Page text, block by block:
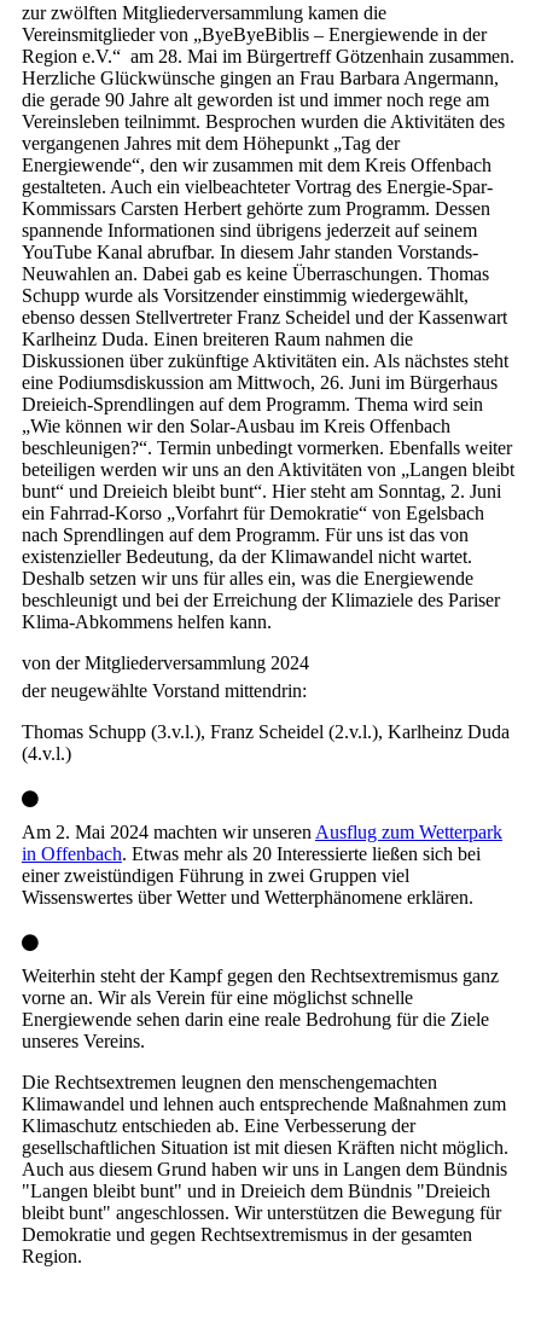
zur zwölften Mitgliederversammlung kamen die
Vereinsmitglieder von „ByeByeBiblis – Energiewende in der
Region e.V.“ am 28. Mai im Bürgertreff Götzenhain zusammen.
Herzliche Glückwünsche gingen an Frau Barbara Angermann,
die gerade 90 Jahre alt geworden ist und immer noch rege am
Vereinsleben teilnimmt. Besprochen wurden die Aktivitäten des
vergangenen Jahres mit dem Höhepunkt „Tag der
Energiewende“, den wir zusammen mit dem Kreis Offenbach
gestalteten. Auch ein vielbeachteter Vortrag des Energie-Spar-
Kommissars Carsten Herbert gehörte zum Programm. Dessen
spannende Informationen sind übrigens jederzeit auf seinem
YouTube Kanal abrufbar. In diesem Jahr standen Vorstands-
Neuwahlen an. Dabei gab es keine Überraschungen. Thomas
Schupp wurde als Vorsitzender einstimmig wiedergewählt,
ebenso dessen Stellvertreter Franz Scheidel und der Kassenwart
Karlheinz Duda. Einen breiteren Raum nahmen die
Diskussionen über zukünftige Aktivitäten ein. Als nächstes steht
eine Podiumsdiskussion am Mittwoch, 26. Juni im Bürgerhaus
Dreieich-Sprendlingen auf dem Programm. Thema wird sein
„Wie können wir den Solar-Ausbau im Kreis Offenbach
beschleunigen?“. Termin unbedingt vormerken. Ebenfalls weiter
beteiligen werden wir uns an den Aktivitäten von „Langen bleibt
bunt“ und Dreieich bleibt bunt“. Hier steht am Sonntag, 2. Juni
ein Fahrrad-Korso „Vorfahrt für Demokratie“ von Egelsbach
nach Sprendlingen auf dem Programm. Für uns ist das von
existenzieller Bedeutung, da der Klimawandel nicht wartet.
Deshalb setzen wir uns für alles ein, was die Energiewende
beschleunigt und bei der Erreichung der Klimaziele des Pariser
Klima-Abkommens helfen kann.
von der Mitgliederversammlung 2024
der neugewählte Vorstand mittendrin:
Thomas Schupp (3.v.l.), Franz Scheidel (2.v.l.), Karlheinz Duda
(4.v.l.)
Am 2. Mai 2024 machten wir unseren Ausflug zum Wetterpark
in Offenbach. Etwas mehr als 20 Interessierte ließen sich bei
einer zweistündigen Führung in zwei Gruppen viel
Wissenswertes über Wetter und Wetterphänomene erklären.
Weiterhin steht der Kampf gegen den Rechtsextremismus ganz
vorne an. Wir als Verein für eine möglichst schnelle
Energiewende sehen darin eine reale Bedrohung für die Ziele
unseres Vereins.
Die Rechtsextremen leugnen den menschengemachten
Klimawandel und lehnen auch entsprechende Maßnahmen zum
Klimaschutz entschieden ab. Eine Verbesserung der
gesellschaftlichen Situation ist mit diesen Kräften nicht möglich.
Auch aus diesem Grund haben wir uns in Langen dem Bündnis
"Langen bleibt bunt" und in Dreieich dem Bündnis "Dreieich
bleibt bunt" angeschlossen. Wir unterstützen die Bewegung für
Demokratie und gegen Rechtsextremismus in der gesamten
Region.